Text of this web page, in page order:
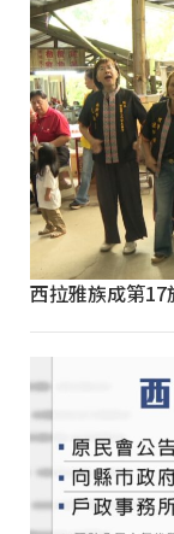
西拉雅族成第17